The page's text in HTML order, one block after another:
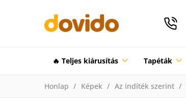
🔥 Teljes kiárusítás Tapéták
Honlap Képek Az indíték szerint